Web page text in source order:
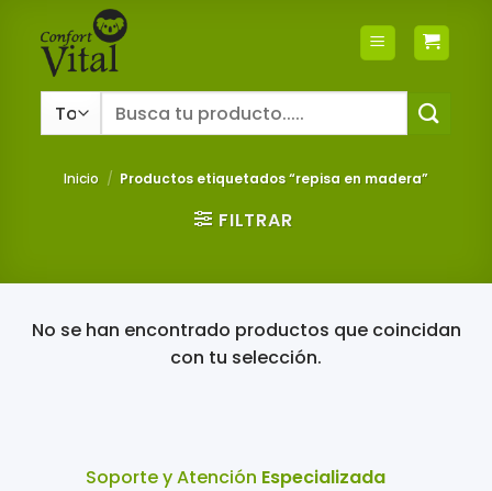
contenido
Buscar
Inicio / Productos etiquetados “repisa en madera”
FILTRAR
No se han encontrado productos que coincidan
con tu selección.
Soporte y Atención Especializada